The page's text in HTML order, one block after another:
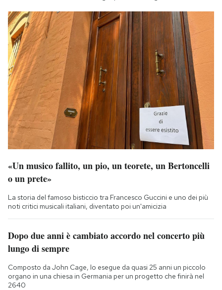
«Un musico fallito, un pio, un teorete, un Bertoncelli
o un prete»
La storia del famoso bisticcio tra Francesco Guccini e uno dei più
noti critici musicali italiani, diventato poi un'amicizia
Dopo due anni è cambiato accordo nel concerto più
lungo di sempre
Composto da John Cage, lo esegue da quasi 25 anni un piccolo
organo in una chiesa in Germania per un progetto che finirà nel
2640